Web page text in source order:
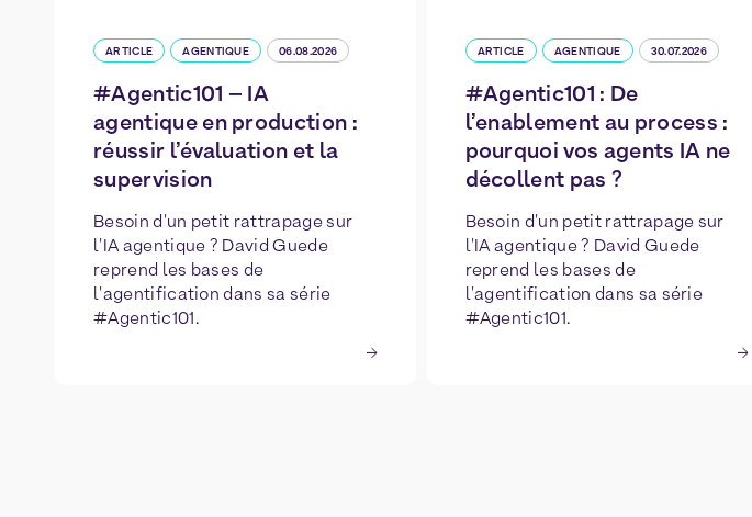
ARTICLE AGENTIQUE 06.08.2026
#Agentic101 – IA
agentique en production :
réussir l’évaluation et la
supervision
Besoin d'un petit rattrapage sur
l'IA agentique ? David Guede
reprend les bases de
l'agentification dans sa série
#Agentic101.
ARTICLE AGENTIQUE 30.07.2026
#Agentic101 : De
l’enablement au process :
pourquoi vos agents IA ne
décollent pas ?
Besoin d'un petit rattrapage sur
l'IA agentique ? David Guede
reprend les bases de
l'agentification dans sa série
#Agentic101.